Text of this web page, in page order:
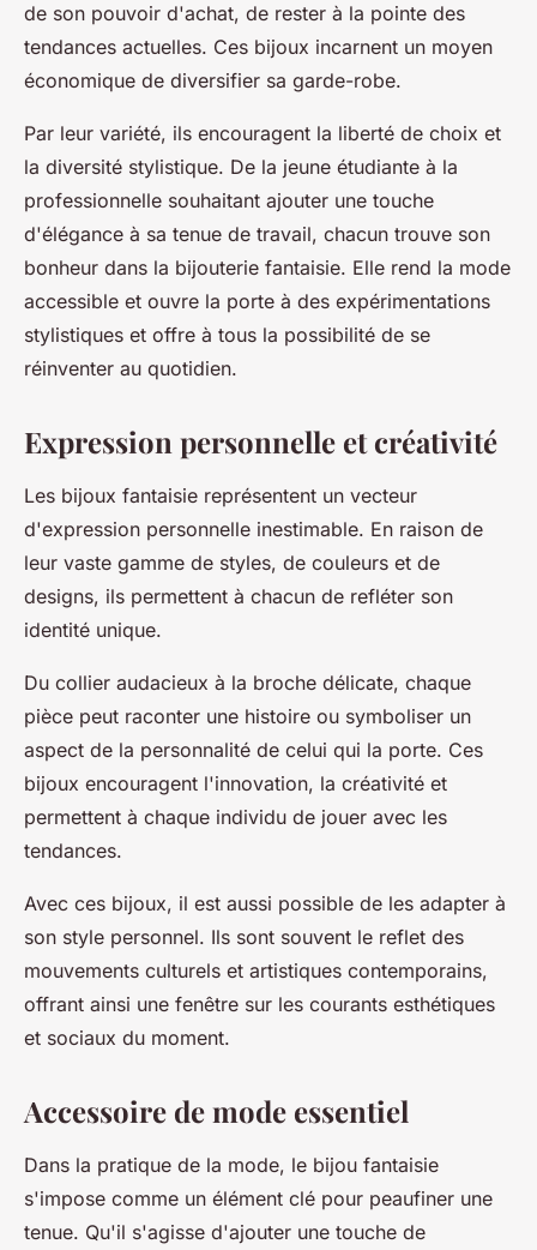
de son pouvoir d'achat, de rester à la pointe des
tendances actuelles. Ces bijoux incarnent un moyen
économique de diversifier sa garde-robe.
Par leur variété, ils encouragent la liberté de choix et
la diversité stylistique. De la jeune étudiante à la
professionnelle souhaitant ajouter une touche
d'élégance à sa tenue de travail, chacun trouve son
bonheur dans la bijouterie fantaisie. Elle rend la mode
accessible et ouvre la porte à des expérimentations
stylistiques et offre à tous la possibilité de se
réinventer au quotidien.
Expression personnelle et créativité
Les bijoux fantaisie représentent un vecteur
d'expression personnelle inestimable. En raison de
leur vaste gamme de styles, de couleurs et de
designs, ils permettent à chacun de refléter son
identité unique.
Du collier audacieux à la broche délicate, chaque
pièce peut raconter une histoire ou symboliser un
aspect de la personnalité de celui qui la porte. Ces
bijoux encouragent l'innovation, la créativité et
permettent à chaque individu de jouer avec les
tendances.
Avec ces bijoux, il est aussi possible de les adapter à
son style personnel. Ils sont souvent le reflet des
mouvements culturels et artistiques contemporains,
offrant ainsi une fenêtre sur les courants esthétiques
et sociaux du moment.
Accessoire de mode essentiel
Dans la pratique de la mode, le bijou fantaisie
s'impose comme un élément clé pour peaufiner une
tenue. Qu'il s'agisse d'ajouter une touche de